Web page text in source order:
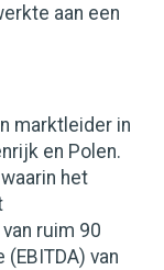
aan een
marktleider in
en Polen.
het
ruim 90
van